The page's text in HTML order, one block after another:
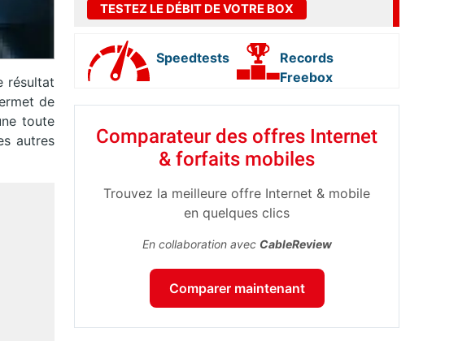
résultat
de
toute
autres
TESTEZ LE DÉBIT DE VOTRE BOX
Speedtests
Records
Freebox
Comparateur des offres Internet
& forfaits mobiles
Trouvez la meilleure offre Internet & mobile
en quelques clics
En collaboration avec CableReview
Comparer maintenant